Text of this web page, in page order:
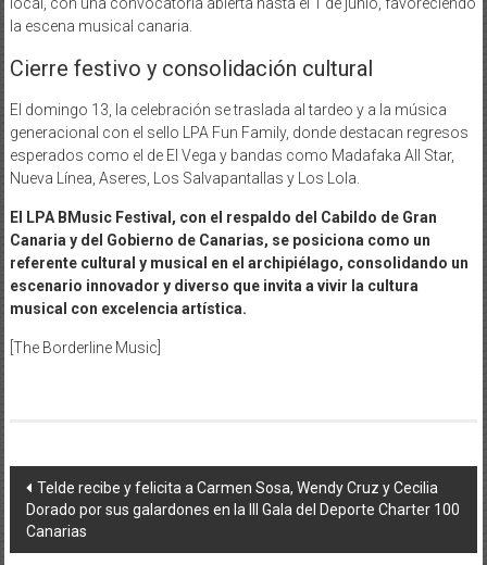
la escena musical canaria.
Cierre festivo y consolidación cultural
El domingo 13, la celebración se traslada al tardeo y a la música
generacional con el sello LPA Fun Family, donde destacan regresos
esperados como el de El Vega y bandas como Madafaka All Star,
Nueva Línea, Aseres, Los Salvapantallas y Los Lola.
El LPA BMusic Festival, con el respaldo del Cabildo de Gran
Canaria y del Gobierno de Canarias, se posiciona como un
referente cultural y musical en el archipiélago, consolidando un
escenario innovador y diverso que invita a vivir la cultura
musical con excelencia artística.
[The Borderline Music]
Navegación
de
Telde recibe y felicita a Carmen Sosa, Wendy Cruz y Cecilia
Dorado por sus galardones en la III Gala del Deporte Charter 100
Canarias